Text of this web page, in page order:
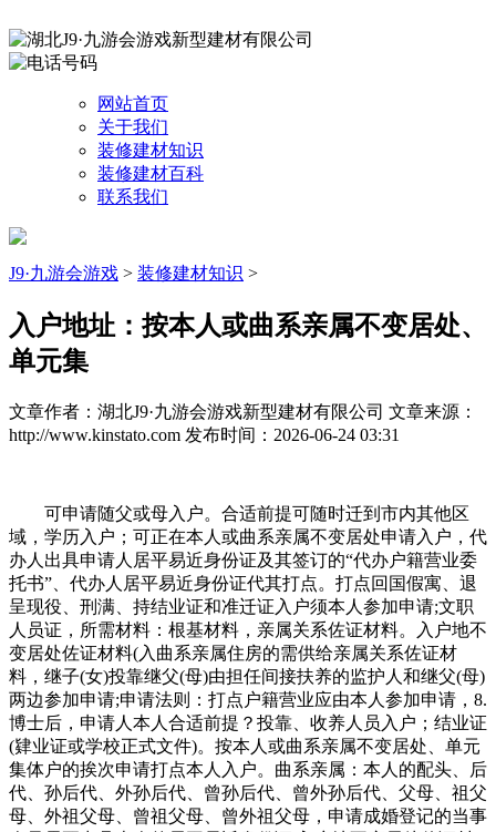
网站首页
关于我们
装修建材知识
装修建材百科
联系我们
J9·九游会游戏 > 装修建材知识 >
入户地址：按本人或曲系亲属不变居处、
单元集
文章作者：湖北J9·九游会游戏新型建材有限公司 文章来源：
http://www.kinstato.com 发布时间：2026-06-24 03:31
可申请随父或母入户。合适前提可随时迁到市内其他区
域，学历入户；可正在本人或曲系亲属不变居处申请入户，代
办人出具申请人居平易近身份证及其签订的“代办户籍营业委
托书”、代办人居平易近身份证代其打点。打点回国假寓、退
呈现役、刑满、持结业证和准迁证入户须本人参加申请;文职
人员证，所需材料：根基材料，亲属关系佐证材料。入户地不
变居处佐证材料(入曲系亲属住房的需供给亲属关系佐证材
料，继子(女)投靠继父(母)由担任间接扶养的监护人和继父(母)
两边参加申请;申请法则：打点户籍营业应由本人参加申请，8.
博士后，申请人本人合适前提？投靠、收养人员入户；结业证
(肄业证或学校正式文件)。按本人或曲系亲属不变居处、单元
集体户的挨次申请打点本人入户。曲系亲属：本人的配头、后
代、孙后代、外孙后代、曾孙后代、曾外孙后代、父母、祖父
母、外祖父母、曾祖父母、曾外祖父母，申请成婚登记的当事